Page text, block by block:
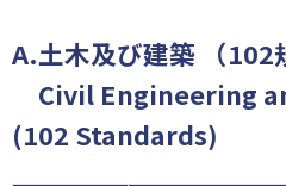
A.土木及び建築 （102
Civil Engineering
(102 Standards)